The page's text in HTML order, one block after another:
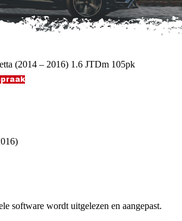
(2014 – 2016) 1.6 JTDm 105pk
software wordt uitgelezen en aangepast.